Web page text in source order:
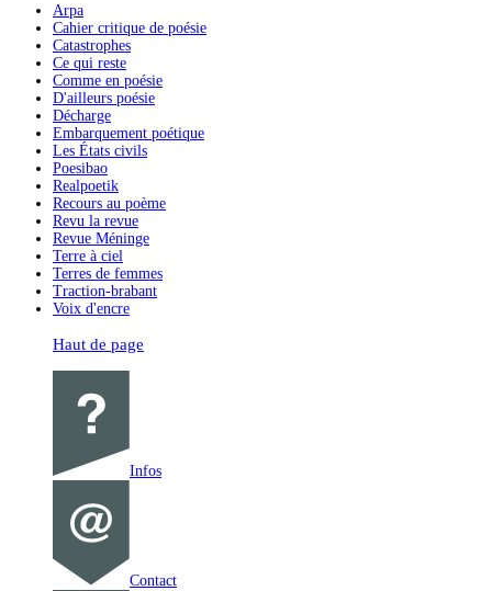
Arpa
Cahier critique de poésie
Catastrophes
Ce qui reste
Comme en poésie
D'ailleurs poésie
Décharge
Embarquement poétique
Les États civils
Poesibao
Realpoetik
Recours au poème
Revu la revue
Revue Méninge
Terre à ciel
Terres de femmes
Traction-brabant
Voix d'encre
Haut de page
Infos
Contact